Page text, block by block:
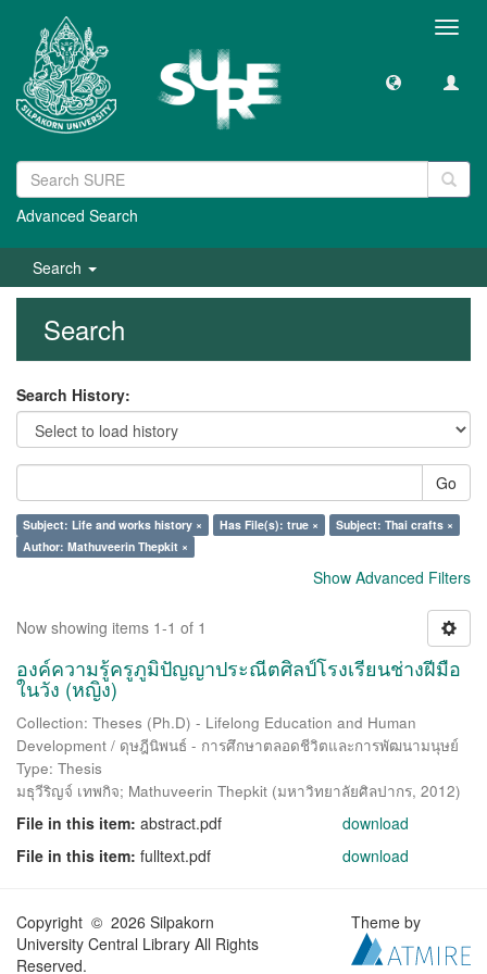
Advanced Search
Search
Search
Search History:
Go
Subject: Life and works history × Has File(s): true ×
Subject: Thai crafts ×
Author: Mathuveerin Thepkit ×
Show Advanced Filters
Now showing items 1-1 of 1
องค์ความรู้ครูภูมิปัญญาประณีตศิลป์โรงเรียนช่างฝีมือ
ในวัง (หญิง)
Collection: Theses (Ph.D) - Lifelong Education and Human
Development / ดุษฎีนิพนธ์ - การศึกษาตลอดชีวิตและการพัฒนามนุษย์
Type: Thesis
มธุวีริญจ์ เทพกิจ; Mathuveerin Thepkit (มหาวิทยาลัยศิลปากร, 2012)
File in this item: abstract.pdf
download
File in this item: fulltext.pdf download
Copyright © 2026 Silpakorn
University Central Library All Rights
Reserved.
Theme by